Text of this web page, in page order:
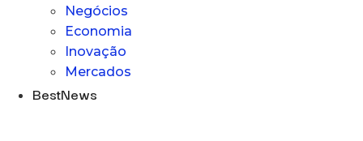
Negócios
Economia
Inovação
Mercados
BestNews